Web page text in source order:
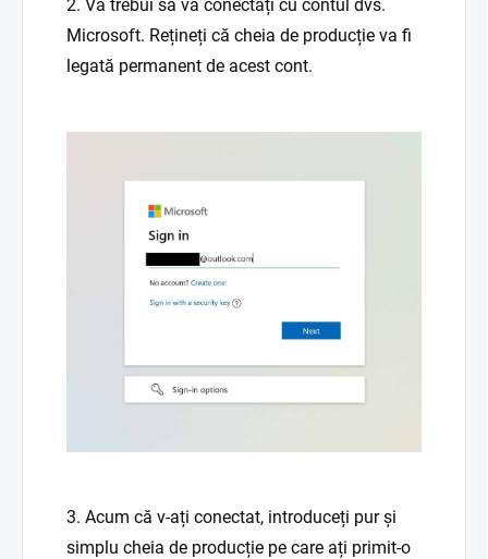
2. Va trebui să vă conectați cu contul dvs.
Microsoft. Rețineți că cheia de producție va fi
legată permanent de acest cont.
3. Acum că v-ați conectat, introduceți pur și
simplu cheia de producție pe care ați primit-o